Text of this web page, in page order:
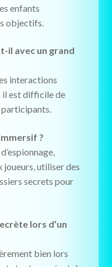
enfants
objectifs.
il avec un grand
interactions
il est difficile de
participants.
?
joueurs, utiliser des
secrets pour
lors d’un
bien lors